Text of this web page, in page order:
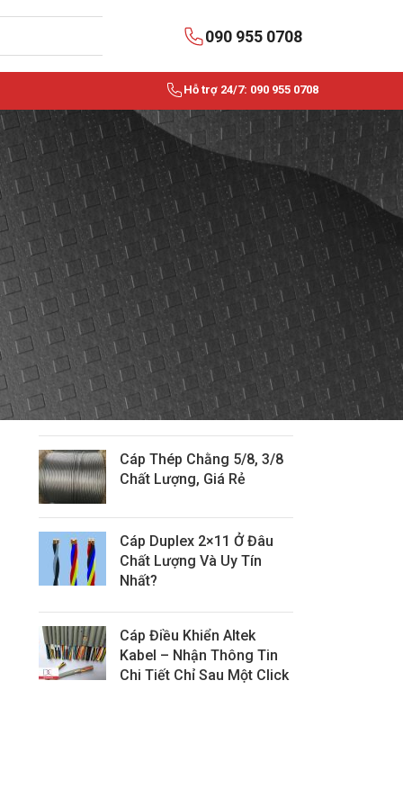
090 955 0708
Hỗ trợ 24/7: 090 955 0708
BÀI VIẾT MỚI NHẤT
Dây rút nhựa là gì? Ứng
dụng trong điện dân dụng
và công nghiệp
Dây Cáp Điều Khiển Cẩu Trục Là Gì?
Cấu Tạo, Phân Loại Và Địa Chỉ Mua Uy
Tín
Cáp Thép Chằng 5/8, 3/8
Chất Lượng, Giá Rẻ
Cáp Duplex 2×11 Ở Đâu
Chất Lượng Và Uy Tín
Nhất?
Cáp Điều Khiển Altek
Kabel – Nhận Thông Tin
Chi Tiết Chỉ Sau Một Click